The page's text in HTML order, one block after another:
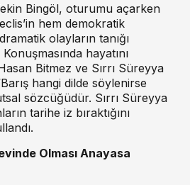
Bingöl, oturumu açarken
hem demokratik
olayların tanığı
hayatını
Bitmez ve Sırrı Süreyya
hangi dilde söylenirse
sözcüğüdür. Sırrı Süreyya
tarihe iz bıraktığını
Olması Anayasa